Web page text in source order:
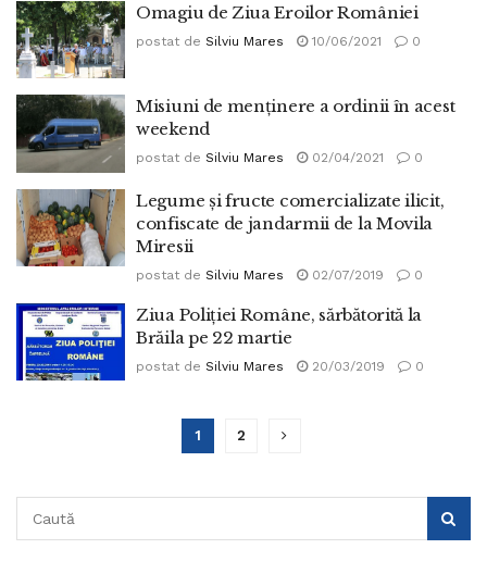
Omagiu de Ziua Eroilor României
postat de Silviu Mares 10/06/2021 0
Misiuni de menținere a ordinii în acest
weekend
postat de Silviu Mares 02/04/2021 0
Legume și fructe comercializate ilicit,
confiscate de jandarmii de la Movila
Miresii
postat de Silviu Mares 02/07/2019 0
Ziua Poliției Române, sărbătorită la
Brăila pe 22 martie
postat de Silviu Mares 20/03/2019 0
1 2